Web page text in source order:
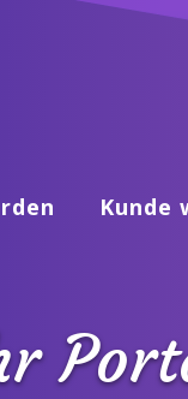
Kunde